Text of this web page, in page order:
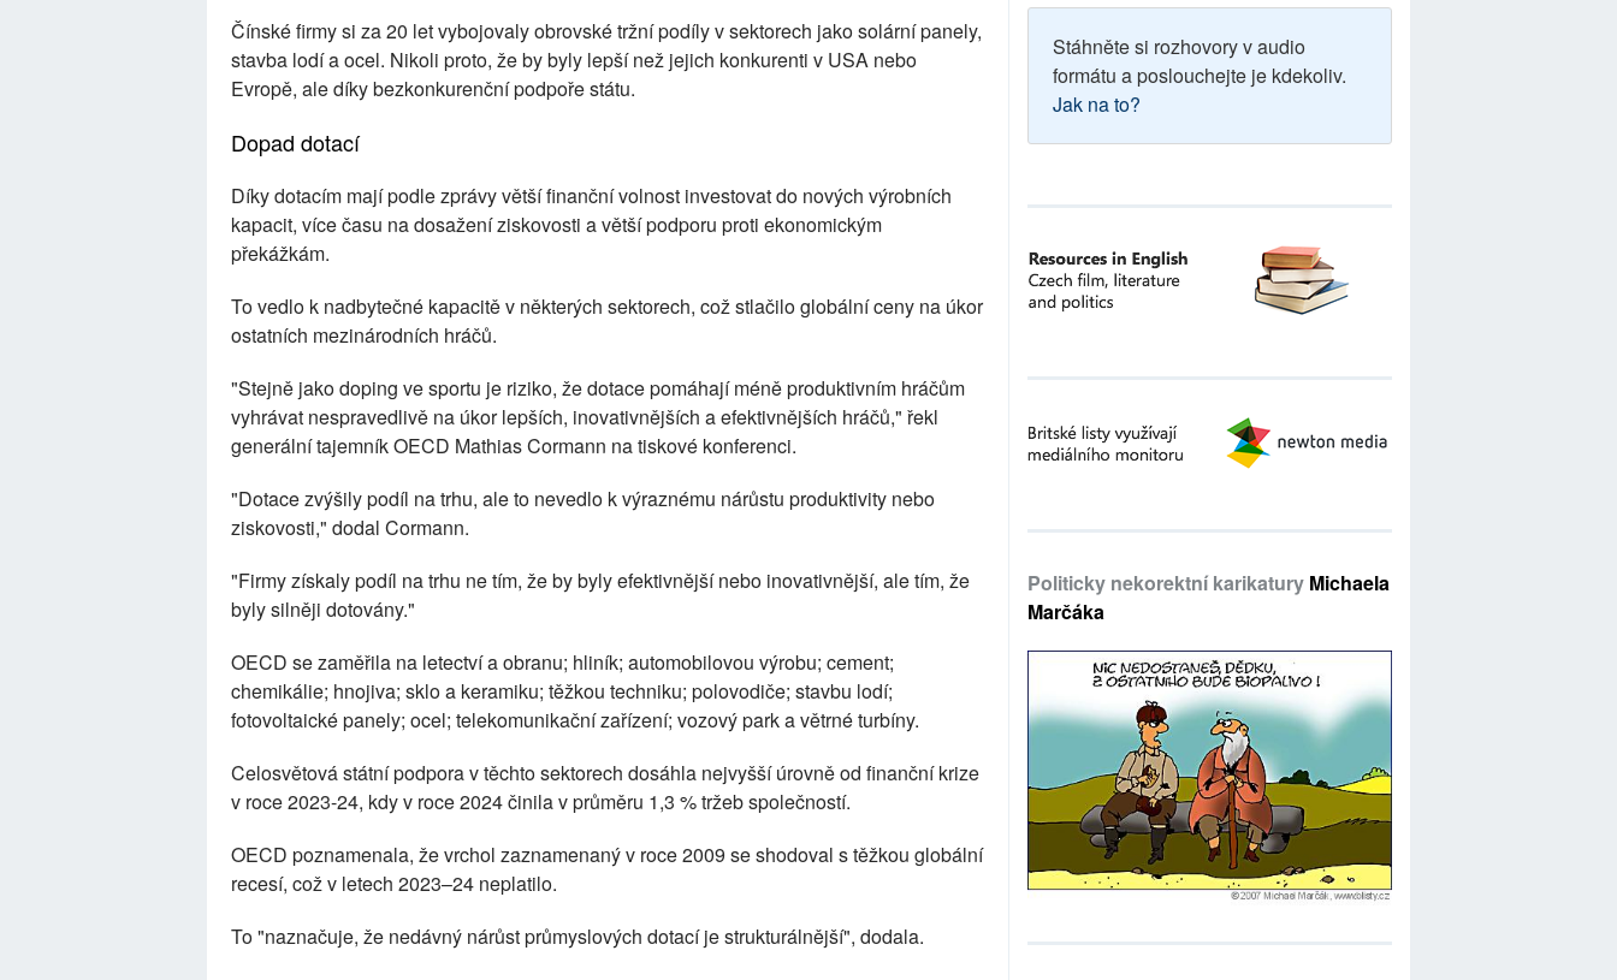
Čínské firmy si za 20 let vybojovaly obrovské tržní podíly v sektorech jako solární panely,
stavba lodí a ocel. Nikoli proto, že by byly lepší než jejich konkurenti v USA nebo
Evropě, ale díky bezkonkurenční podpoře státu.
Dopad dotací
Díky dotacím mají podle zprávy větší finanční volnost investovat do nových výrobních
kapacit, více času na dosažení ziskovosti a větší podporu proti ekonomickým
překážkám.
To vedlo k nadbytečné kapacitě v některých sektorech, což stlačilo globální ceny na úkor
ostatních mezinárodních hráčů.
"Stejně jako doping ve sportu je riziko, že dotace pomáhají méně produktivním hráčům
vyhrávat nespravedlivě na úkor lepších, inovativnějších a efektivnějších hráčů," řekl
generální tajemník OECD Mathias Cormann na tiskové konferenci.
"Dotace zvýšily podíl na trhu, ale to nevedlo k výraznému nárůstu produktivity nebo
ziskovosti," dodal Cormann.
"Firmy získaly podíl na trhu ne tím, že by byly efektivnější nebo inovativnější, ale tím, že
byly silněji dotovány."
OECD se zaměřila na letectví a obranu; hliník; automobilovou výrobu; cement;
chemikálie; hnojiva; sklo a keramiku; těžkou techniku; polovodiče; stavbu lodí;
fotovoltaické panely; ocel; telekomunikační zařízení; vozový park a větrné turbíny.
Celosvětová státní podpora v těchto sektorech dosáhla nejvyšší úrovně od finanční krize
v roce 2023-24, kdy v roce 2024 činila v průměru 1,3 % tržeb společností.
OECD poznamenala, že vrchol zaznamenaný v roce 2009 se shodoval s těžkou globální
recesí, což v letech 2023–24 neplatilo.
To "naznačuje, že nedávný nárůst průmyslových dotací je strukturálnější", dodala.
Stáhněte si rozhovory v audio
formátu a poslouchejte je kdekoliv.
Jak na to?
Politicky nekorektní karikatury Michaela
Marčáka